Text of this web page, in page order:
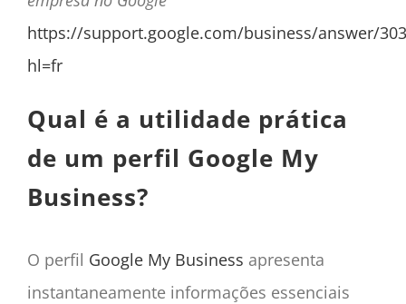
https://support.google.com/business/answer/
hl=fr
Qual é a utilidade prática
de um perfil Google My
Business?
O perfil Google My Business apresenta
instantaneamente informações essenciais